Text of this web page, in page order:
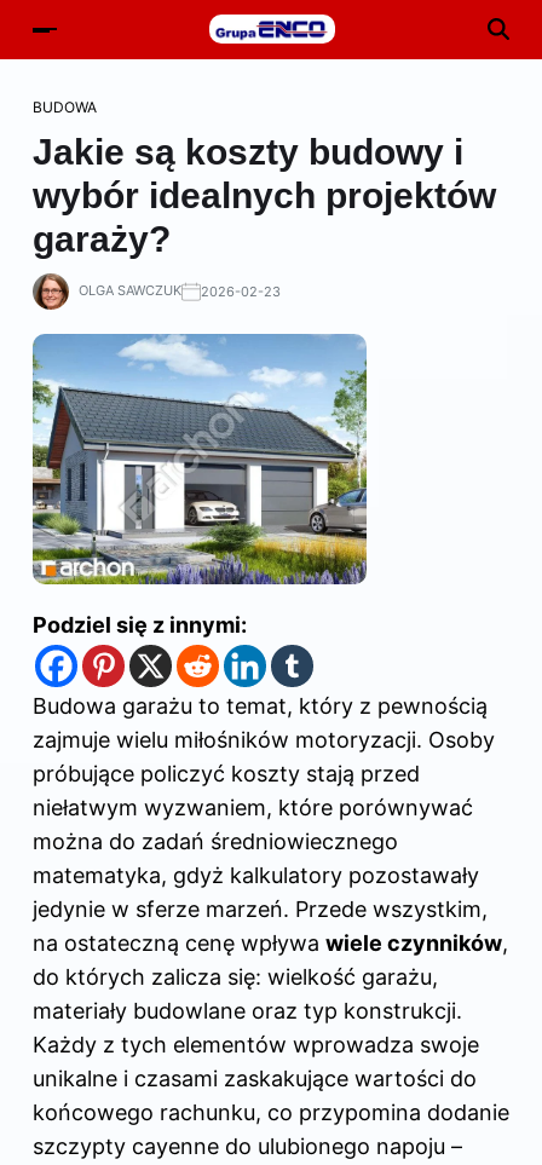
BUDOWA
Jakie są koszty budowy i
wybór idealnych projektów
garaży?
OLGA SAWCZUK 2026-02-23
Podziel się z innymi:
Budowa garażu to temat, który z pewnością
zajmuje wielu miłośników motoryzacji. Osoby
próbujące policzyć koszty stają przed
niełatwym wyzwaniem, które porównywać
można do zadań średniowiecznego
matematyka, gdyż kalkulatory pozostawały
jedynie w sferze marzeń. Przede wszystkim,
na ostateczną cenę wpływa wiele czynników,
do których zalicza się: wielkość garażu,
materiały budowlane oraz typ konstrukcji.
Każdy z tych elementów wprowadza swoje
unikalne i czasami zaskakujące wartości do
końcowego rachunku, co przypomina dodanie
szczypty cayenne do ulubionego napoju –